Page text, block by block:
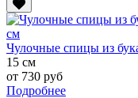
Чулочные спицы из
15 см
от 730 руб
Подробнее